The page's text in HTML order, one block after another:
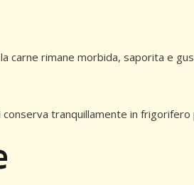
rimane morbida, saporita e
tranquillamente in frigorifero